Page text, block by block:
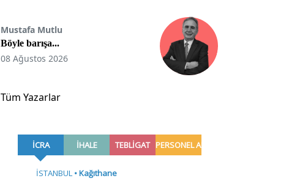
Mustafa Mutlu
Böyle barışa...
08 Ağustos 2026
Tüm Yazarlar